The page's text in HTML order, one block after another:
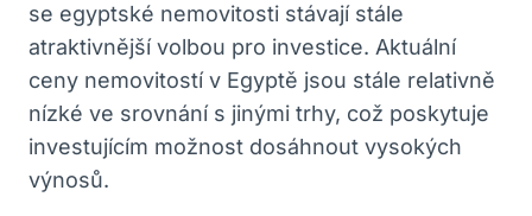
se egyptské nemovitosti stávají stále
atraktivnější volbou pro investice. Aktuální
⁤ceny​ nemovitostí v‍ Egyptě jsou ‍stále ⁤relativně
nízké⁢ ve ‍srovnání s ⁢jinými trhy, což poskytuje
investujícím možnost dosáhnout vysokých
výnosů.